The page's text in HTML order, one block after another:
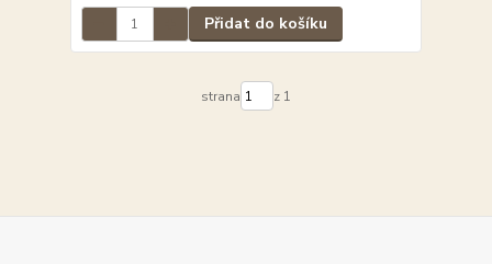
Přidat do košíku
strana z 1